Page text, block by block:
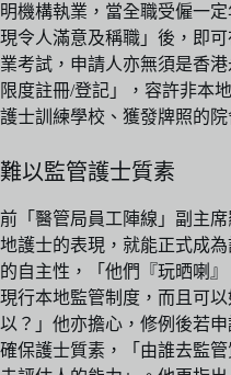
明機構執業，當全職受僱一
現令人滿意及稱職」後，即
業考試，申請人亦無須是香
限度註冊/登記」，容許非本
護士訓練學校、獲發牌照的
難以監管護士質素
前「醫管局員工陣線」副主
地護士的表現，就能正式成
的自主性，「他們『玩晒喇
現行本地監管制度，而且可
以？」他亦擔心，修例後若
確保護士質素，「由誰去監